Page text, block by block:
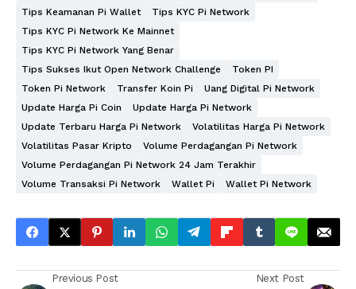
Tips Keamanan Pi Wallet
Tips KYC Pi Network
Tips KYC Pi Network Ke Mainnet
Tips KYC Pi Network Yang Benar
Tips Sukses Ikut Open Network Challenge
Token PI
Token Pi Network
Transfer Koin Pi
Uang Digital Pi Network
Update Harga Pi Coin
Update Harga Pi Network
Update Terbaru Harga Pi Network
Volatilitas Harga Pi Network
Volatilitas Pasar Kripto
Volume Perdagangan Pi Network
Volume Perdagangan Pi Network 24 Jam Terakhir
Volume Transaksi Pi Network
Wallet Pi Wallet Pi Network
Previous Post Next Post